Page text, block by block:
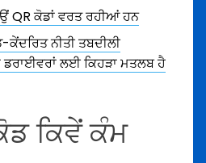
QR ਕੋਡਾਂ ਵਰਤ ਰਹੀਆਂ ਹਨ
ਨੀਤੀ ਤਬਦੀਲੀ
ਲਈ ਕਿਹੜਾ ਮਤਲਬ ਹੈ
ਕਿਵੇਂ ਕੰਮ